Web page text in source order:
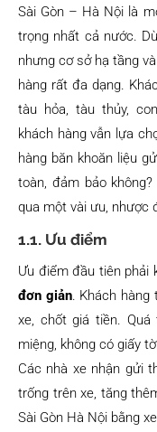
Sài Gòn – Hà Nội là
trọng nhất cả nước.
nhưng cơ sở hạ tầng
hàng rất đa dạng.
tàu hỏa, tàu thủy,
khách hàng vẫn lựa
hàng băn khoăn liệu
toàn, đảm bảo
qua một vài ưu, nhược
1.1. Ưu điểm
Ưu điểm đầu tiên phải
đơn giản. Khách hàng
xe, chốt giá tiền.
miệng, không có giấy
Các nhà xe nhận gửi
trống trên xe, tăng
Sài Gòn Hà Nội bằng